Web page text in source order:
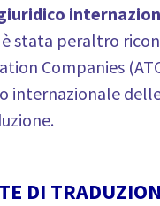
stata peraltro
Companies
internazionale
DI